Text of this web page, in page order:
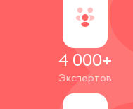
4 000+
Экспертов